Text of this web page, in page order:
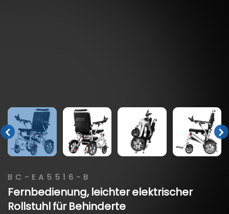
BC-EA5516-B
Fernbedienung, leichterelektrischer
Rollstuhlfür Behinderte